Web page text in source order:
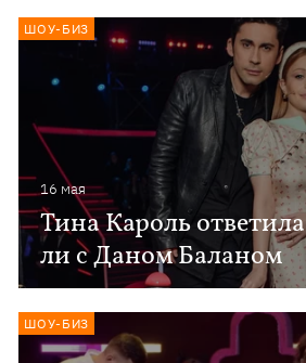
16 мая
Тина Кароль
ли с Даном Баланом
ШОУ-БИЗ
ШОУ-БИЗ